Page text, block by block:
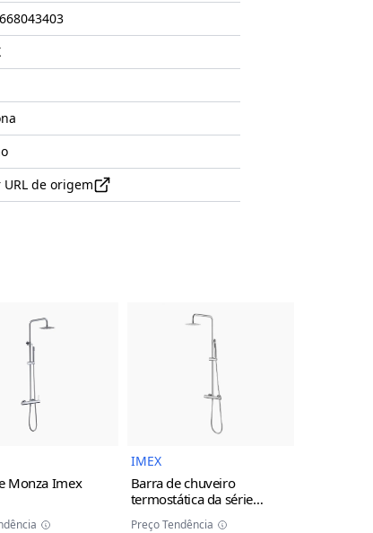
de origem
Imagem do Produto
Monza Imex
Imagem do Produto
IMEX
Barra de chuveiro
termostática da série
Monza Imex
Preço Tendência